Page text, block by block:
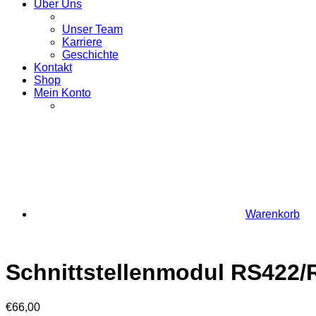
Über Uns
Unser Team
Karriere
Geschichte
Kontakt
Shop
Mein Konto
Warenkorb
Schnittstellenmodul RS422/
€66,00